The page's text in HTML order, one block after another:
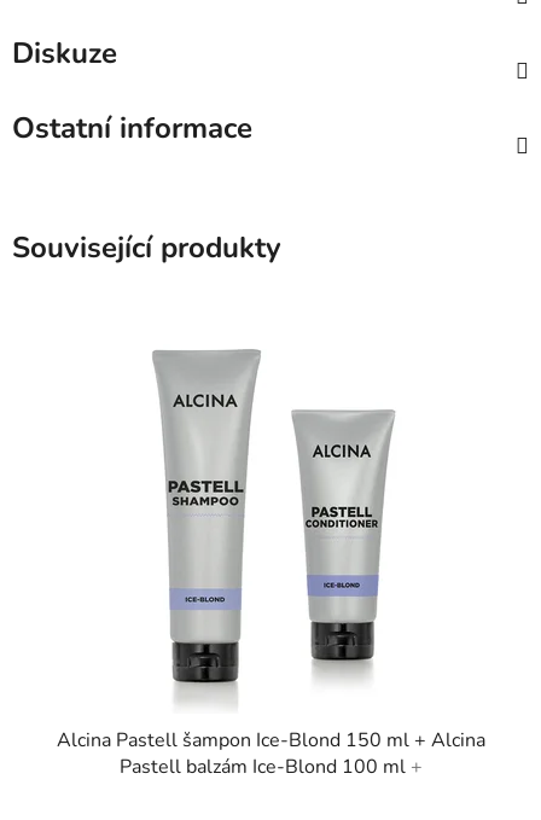
Diskuze
Ostatní informace
Související produkty
Alcina Pastell šampon Ice-Blond 150 ml + Alcina
Pastell balzám Ice-Blond 100 ml +